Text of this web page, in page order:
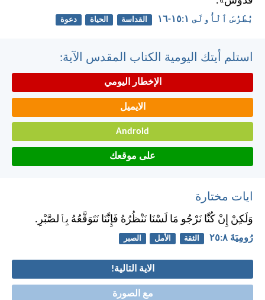
بُطْرُسَ ٱلْأُولَى ١:‏١٥-‏١٦ القداسة الحياة دعوة
استلم أيتك اليومية الكتاب المقدس الآية:
الإخطار اليومي
الايميل
Android
على موقعك
ايات مختارة
وَلَكِنْ إِنْ كُنَّا نَرْجُو مَا لَسْنَا نَنْظُرُهُ فَإِنَّنَا نَتَوَقَّعُهُ بِٱلصَّبْرِ.
رُومِيَةَ ٨:‏٢٥ الثقة الأمل الصبر
الاية التالية!
مع الصورة